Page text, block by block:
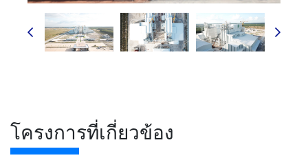
โครงการที่เกี่ยวข้อง